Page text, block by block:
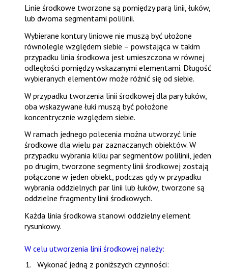
Linie środkowe tworzone są pomiędzy parą linii, łuków,
lub dwoma segmentami polilinii.
Wybierane kontury liniowe nie muszą być ułożone
równolegle względem siebie – powstająca w takim
przypadku linia środkowa jest umieszczona w równej
odległości pomiędzy wskazanymi elementami. Długość
wybieranych elementów może różnić się od siebie.
W przypadku tworzenia linii środkowej dla pary łuków,
oba wskazywane łuki muszą być położone
koncentrycznie względem siebie.
W ramach jednego polecenia można utworzyć linie
środkowe dla wielu par zaznaczanych obiektów. W
przypadku wybrania kilku par segmentów polilinii, jeden
po drugim, tworzone segmenty linii środkowej zostają
połączone w jeden obiekt, podczas gdy w przypadku
wybrania oddzielnych par linii lub łuków, tworzone są
oddzielne fragmenty linii środkowych.
Każda linia środkowa stanowi oddzielny element
rysunkowy.
W celu utworzenia linii środkowej należy:
Wykonać jedną z poniższych czynności: